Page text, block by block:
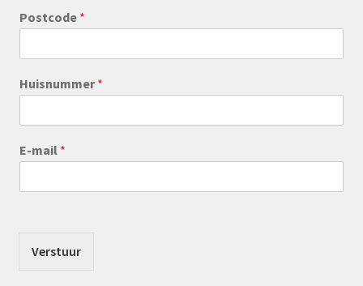
Postcode *
Huisnummer*
E-mail *
Verstuur